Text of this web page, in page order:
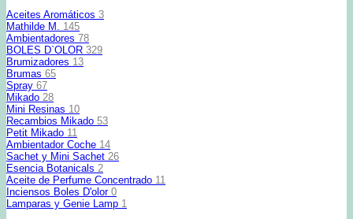
Aceites Aromáticos 3
Mathilde M. 145
Ambientadores 78
BOLES D`OLOR 329
Brumizadores 13
Brumas 65
Spray 67
Mikado 28
Mini Resinas 10
Recambios Mikado 53
Petit Mikado 11
Ambientador Coche 14
Sachet y Mini Sachet 26
Esencia Botanicals 2
Aceite de Perfume Concentrado 11
Inciensos Boles D'olor 0
Lamparas y Genie Lamp 1